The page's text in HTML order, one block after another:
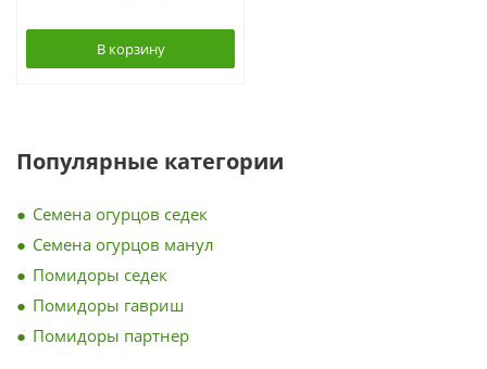
В корзину
Популярные категории
Семена огурцов седек
Семена огурцов манул
Помидоры седек
Помидоры гавриш
Помидоры партнер